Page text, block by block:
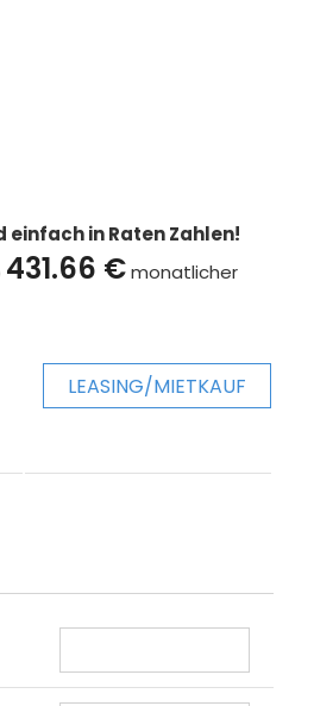
in Raten Zahlen!
431.66 €monatlicher
LEASING/MIETKAUF